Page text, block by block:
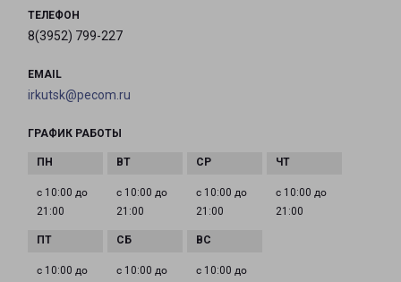
ТЕЛЕФОН
8(3952) 799-227
EMAIL
irkutsk@pecom.ru
ГРАФИК РАБОТЫ
с 10:00 до
21:00
с 10:00 до
21:00
с 10:00 до
21:00
с 10:00 до
21:00
с 10:00 до
с 10:00 до
с 10:00 до